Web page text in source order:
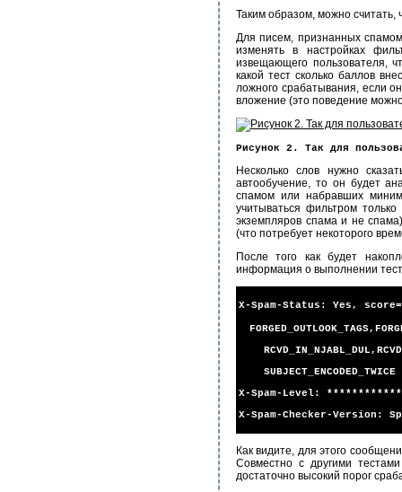
Таким образом, можно считать,
Для писем, признанных
изменять в настройках
извещающего пользователя,
какой тест сколько баллов
ложного срабатывания, если
вложение (это поведение
Рисунок 2. Так для
Несколько слов нужно
автообучение, то он будет
спамом или набравших
учитываться фильтром
экземпляров спама и не
(что потребует некоторого
После того как будет
информация о выполнении
X-Spam-Status: Yes,
X-Spam-Level:
X-Spam-Checker-Version:
Как видите, для этого
Совместно с другими
достаточно высокий порог